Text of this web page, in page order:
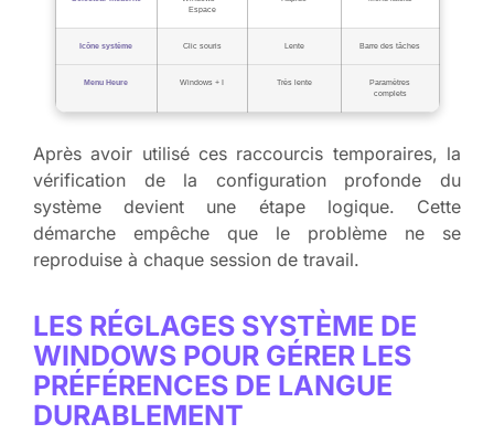
Espace
Icône système Clic souris Lente Barre des tâches
Menu Heure Windows + I Très lente
Paramètres
complets
Après avoir utilisé ces raccourcis temporaires, la
vérification de la configuration profonde du
système devient une étape logique. Cette
démarche empêche que le problème ne se
reproduise à chaque session de travail.
LES RÉGLAGES SYSTÈME DE
WINDOWS POUR GÉRER LES
PRÉFÉRENCES DE LANGUE
DURABLEMENT